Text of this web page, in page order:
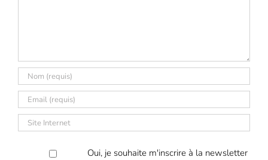
Oui, je souhaite m'inscrire à la newsletter